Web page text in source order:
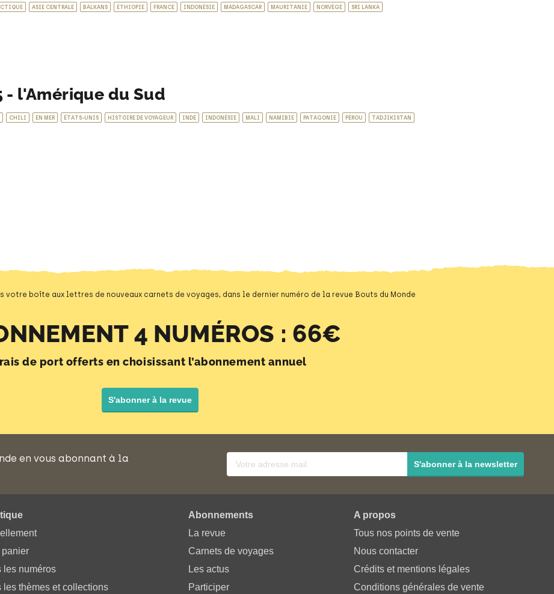
ASIE CENTRALE BALKANS ÉTHIOPIE FRANCE INDONÉSIE MADAGASCAR MAURITANIE NORVÈGE SRI LANKA
- l'Amérique du Sud
CHILI EN MER ÉTATS-UNIS HISTOIRE DE VOYAGEUR INDE INDONÉSIE MALI NAMIBIE PATAGONIE PÉROU TADJIKISTAN
votre boîte aux lettres de nouveaux carnets de voyages, dans le dernier numéro de la revue Bouts du Monde
4 NUMÉROS : 66€
de port offerts en choisissant l’abonnement annuel
S'abonner à la revue
en vous abonnant à la
S'abonner à la newsletter
panier
les numéros
les thèmes et collections
Abonnements
La revue
Carnets de voyages
Les actus
Participer
A propos
Tous nos points de vente
Nous contacter
Crédits et mentions légales
Conditions générales de vente